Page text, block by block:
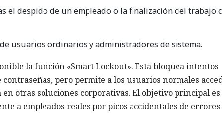
el despido de un empleado o la finalización del trabajo
usuarios ordinarios y administradores de sistema.
la función «Smart Lockout». Esta bloquea intentos
pero permite a los usuarios normales
otras soluciones corporativas. El objetivo principal es
a empleados reales por picos accidentales de errores